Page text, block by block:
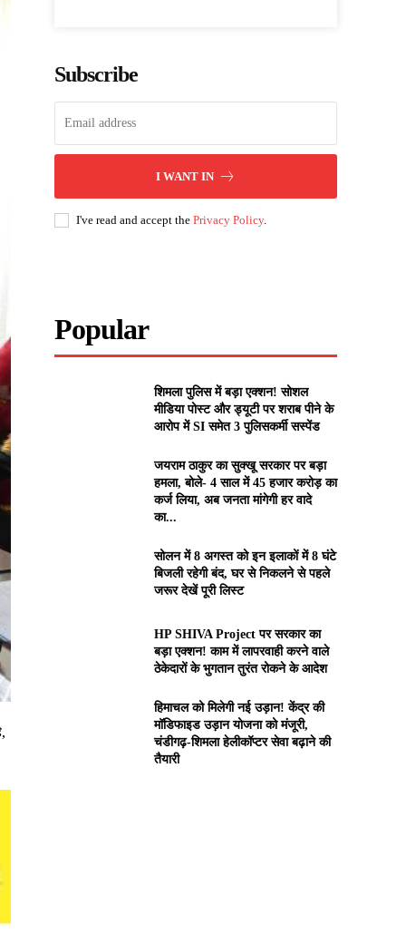
Subscribe
I WANT IN
I've read and accept thePrivacy Policy.
Popular
शिमला पुलिस में बड़ा एक्शन! सोशल
मीडिया पोस्ट और ड्यूटी पर शराब पीने के
आरोप में SI समेत 3 पुलिसकर्मी सस्पेंड
जयराम ठाकुर का सुक्खू सरकार पर बड़ा
हमला, बोले- 4 साल में 45 हजार करोड़ का
कर्ज लिया, अब जनता मांगेगी हर वादे
का...
सोलन में 8 अगस्त को इन इलाकों में 8 घंटे
बिजली रहेगी बंद, घर से निकलने से पहले
जरूर देखें पूरी लिस्ट
HP SHIVA Project पर सरकार का
बड़ा एक्शन! काम में लापरवाही करने वाले
ठेकेदारों के भुगतान तुरंत रोकने के आदेश
हिमाचल को मिलेगी नई उड़ान! केंद्र की
मॉडिफाइड उड़ान योजना को मंजूरी,
चंडीगढ़-शिमला हेलीकॉप्टर सेवा बढ़ाने की
तैयारी